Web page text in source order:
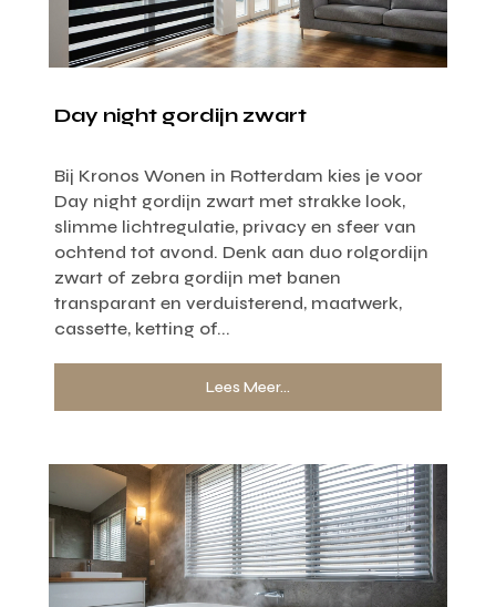
Day night gordijn zwart
Bij Kronos Wonen in Rotterdam kies je voor
Day night gordijn zwart met strakke look,
slimme lichtregulatie, privacy en sfeer van
ochtend tot avond. Denk aan duo rolgordijn
zwart of zebra gordijn met banen
transparant en verduisterend, maatwerk,
cassette, ketting of...
Lees Meer...